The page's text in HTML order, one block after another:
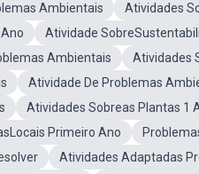
Ambientais
Atividades
Atividade
Ambientais
Atividades
Atividade De Problemas
Atividades Sobreas Plantas 1
Primeiro Ano
Atividades Adaptadas